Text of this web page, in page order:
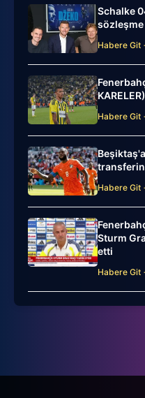
Schalke
sözleşme
Habere Git
KARELER)
Habere Git
Habere Git
Sturm
etti
Habere Git